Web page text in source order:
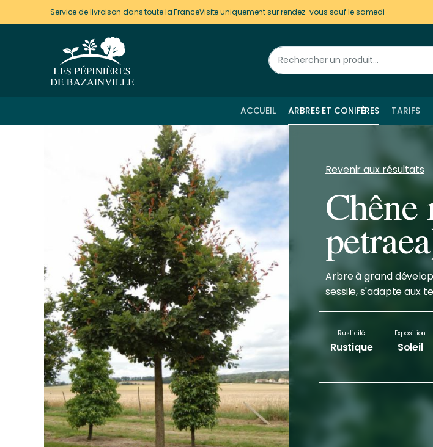
Service de livraison dans toute la FranceVisite uniquement sur rendez-vous sauf le samedi
ACCUEIL ARBRES ET CONIFÈRES TARIFS
Revenir aux résultats
Arbre à grand
sessile, s'adapte aux
Rusticité
Rustique
Exposition
Soleil
Panneau de gestion des cookies